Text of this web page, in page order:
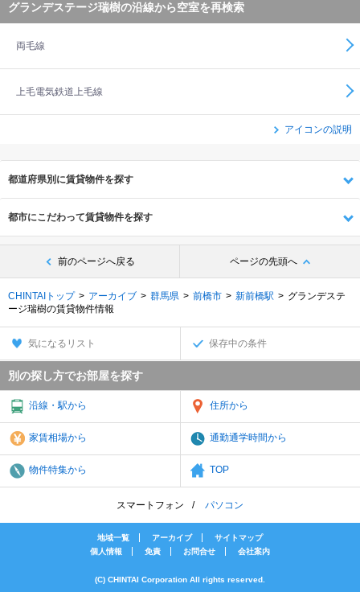
グランデステージ瑞樹の沿線から空室を再検索
両毛線
上毛電気鉄道上毛線
アイコンの説明
都道府県別に賃貸物件を探す
都市にこだわって賃貸物件を探す
前のページへ戻る ページの先頭へ
CHINTAIトップ アーカイブ 群馬県 前橋市 新前橋駅
グランデステ
ージ瑞樹の賃貸物件情報
気になるリスト 保存中の条件
別の探し方でお部屋を探す
沿線・駅から 住所から
家賃相場から 通勤通学時間から
物件特集から TOP
スマートフォン パソコン
地域一覧 アーカイブ
サイトマップ
個人情報
免責 お問合せ 会社案内
(C) CHINTAI Corporation All rights reserved.